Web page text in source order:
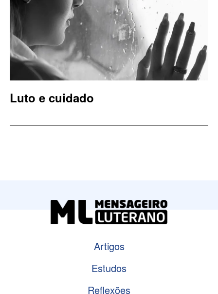
Luto e cuidado
Artigos
Estudos
Reflexões